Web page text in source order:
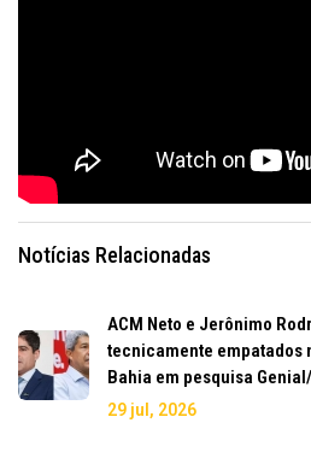
Notícias Relacionadas
ACM Neto e Jerônimo
tecnicamente empatados
Bahia em pesquisa
29 jul, 2026